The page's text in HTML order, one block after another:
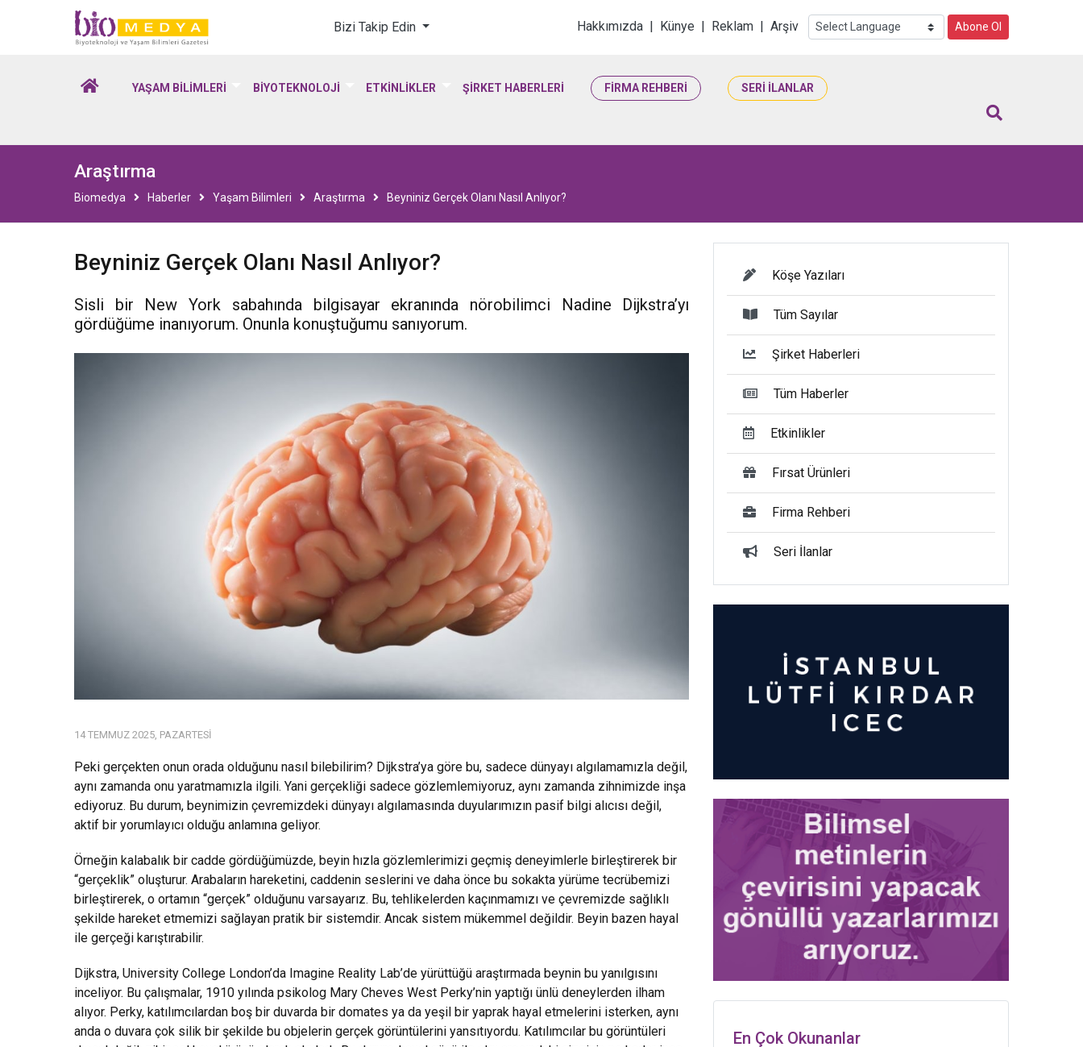
Biomedya - Biyoteknoloji & Yaşam Bilimleri
Bizi Takip Edin Hakkımızda | Künye | Reklam | Arşiv Abone Ol
YAŞAM BİLİMLERİ BİYOTEKNOLOJİ ETKİNLİKLER ŞİRKET HABERLERİ FİRMA REHBERİ SERİ İLANLAR
Araştırma
Biomedya Haberler Yaşam Bilimleri Araştırma Beyniniz Gerçek Olanı Nasıl Anlıyor?
Beyniniz Gerçek Olanı Nasıl Anlıyor?
Sisli bir New York sabahında bilgisayar ekranında nörobilimci Nadine Dijkstra’yı
gördüğüme inanıyorum. Onunla konuştuğumu sanıyorum.
14 TEMMUZ 2025, PAZARTESI
Peki gerçekten onun orada olduğunu nasıl bilebilirim? Dijkstra’ya göre bu, sadece dünyayı algılamamızla değil,
aynı zamanda onu yaratmamızla ilgili. Yani gerçekliği sadece gözlemlemiyoruz, aynı zamanda zihnimizde inşa
ediyoruz. Bu durum, beynimizin çevremizdeki dünyayı algılamasında duyularımızın pasif bilgi alıcısı değil,
aktif bir yorumlayıcı olduğu anlamına geliyor.
Örneğin kalabalık bir cadde gördüğümüzde, beyin hızla gözlemlerimizi geçmiş deneyimlerle birleştirerek bir
“gerçeklik” oluşturur. Arabaların hareketini, caddenin seslerini ve daha önce bu sokakta yürüme tecrübemizi
birleştirerek, o ortamın “gerçek” olduğunu varsayarız. Bu, tehlikelerden kaçınmamızı ve çevremizde sağlıklı
şekilde hareket etmemizi sağlayan pratik bir sistemdir. Ancak sistem mükemmel değildir. Beyin bazen hayal
ile gerçeği karıştırabilir.
Dijkstra, University College London’da Imagine Reality Lab’de yürüttüğü araştırmada beynin bu yanılgısını
inceliyor. Bu çalışmalar, 1910 yılında psikolog Mary Cheves West Perky’nin yaptığı ünlü deneylerden ilham
alıyor. Perky, katılımcılardan boş bir duvarda bir domates ya da yeşil bir yaprak hayal etmelerini isterken, aynı
anda o duvara çok silik bir şekilde bu objelerin gerçek görüntülerini yansıtıyordu. Katılımcılar bu görüntüleri
Köşe Yazıları
Tüm Sayılar
Şirket Haberleri
Tüm Haberler
Etkinlikler
Fırsat Ürünleri
Firma Rehberi
Seri İlanlar
En Çok Okunanlar